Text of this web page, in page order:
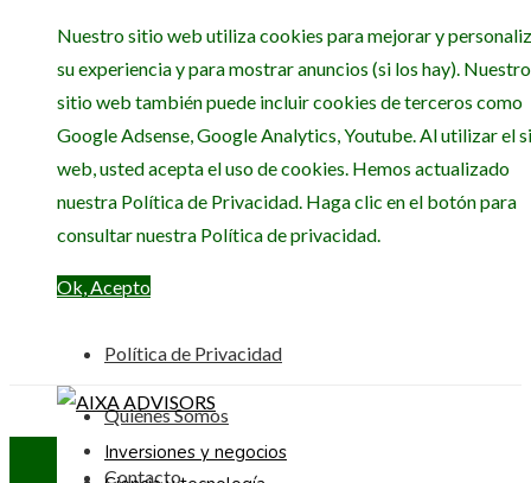
Nuestro sitio web utiliza cookies para mejorar y
su experiencia y para mostrar anuncios (si los hay). Nuestro
sitio web también puede incluir cookies de terceros como
Google Adsense, Google Analytics, Youtube. Al utilizar el
web, usted acepta el uso de cookies. Hemos actualizado
nuestra Política de Privacidad. Haga clic en el botón para
consultar nuestra Política de privacidad.
Ok, Acepto
Política de Privacidad
Quiénes Somos
Contacto
Inversiones y negocios